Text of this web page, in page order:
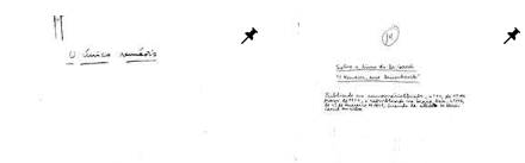
Ministro da Instrução; sistema de
educação nacional; filosofia (Thales
de Mileto, Pitágoras, Heraclito,
Cultura Popular, R. Taghore (listagem